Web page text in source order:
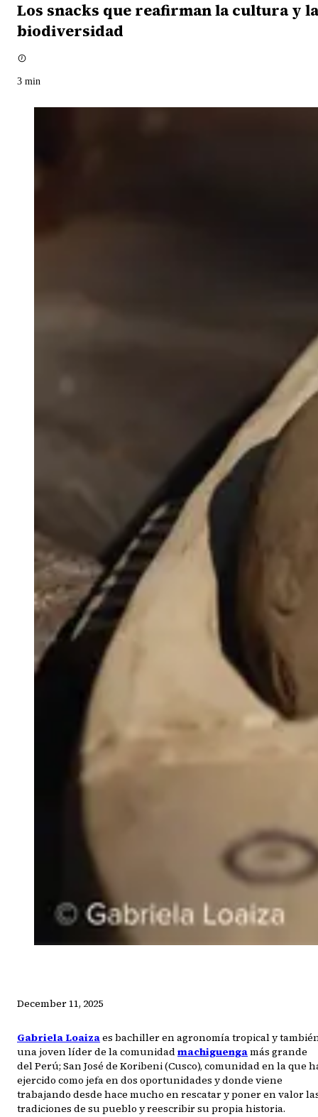
Los snacks que reafirman la cultura y la
biodiversidad
3 min
December 11, 2025
Gabriela Loaizaes bachiller en agronomía tropical y
una joven líder de la comunidadmachiguengamás grande
del Perú; San José de Koribeni (Cusco), comunidad en la que
ejercido como jefa en dos oportunidades y donde viene
trabajando desde hace mucho en rescatar y poner en valor
tradiciones de su pueblo y reescribir su propia historia.